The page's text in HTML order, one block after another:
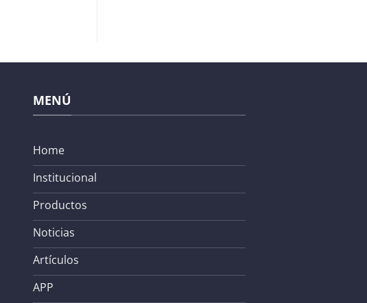
MENÚ
Home
Institucional
Productos
Noticias
Artículos
APP